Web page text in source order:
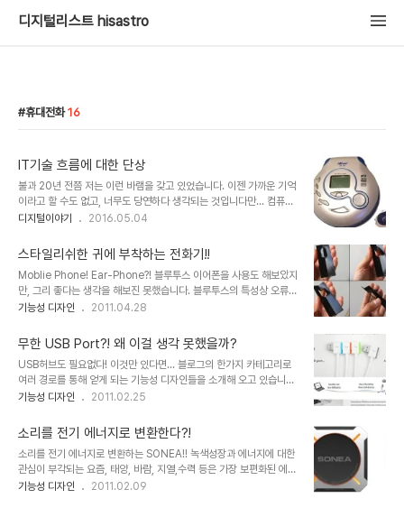
디지털리스트 hisastro
휴대전화 16
IT기술 흐름에 대한 단상
불과 20년 전쯤 저는 이런 바램을 갖고 있었습니다. 이젠 가까운 기억
이라고 할 수도 없고, 너무도 당연하다 생각되는 것입니다만... 컴퓨터
로 음악을 들을 수 있으면 좋겠다. 상상이 가나요? ㅎ제 기억이 맞다면
을 듣는 건 고작해야 Midi 수준이었죠. mp3가 나오기 전이라서 뭐~
솔직히 기계음에 불과한 노래방 프로그램이었지만 ims라는 확장자로
된 Midi파일을 재생하는 Ocplay나 IMplay 프로그램만으로도 감지
덕지 했던 때이기도 합니다. 사운드카드라고 해봐야 8비트, 16비트
하던 옥소리, 사운드블라스터가 고작이었던 때였구요. 뭐~ 그게 최고
되면서 어느 순간 컴..
디지털이야기 2016.05.04
스타일리쉬한 귀에 부착하는 전화기!!
Moblie Phone! Ear-Phone?! 블루투스 이어폰을 사용도 해보았지
만, 그리 좋다는 생각을 해보진 못했습니다. 블루투스의 특성상 오류도
종종 있고... 그런데, 이건 좀 다를 것 같습니다. 우선 직접 귀에 장착을
귀속 피부에 직접 닿는데 그 촉감에 있어서는 괜찮을런지 그게 궁금하
긴 합니다. 또 귀에 장착하여 사용하는 컨셉이니 만큼 무게까지 고려하
여 특수 재질을 활용한 어떤 기술이 적용되도록 고안하겠죠? ^^ 게다
가 카멜레온 처럼 귀에 부착을 하고 있어도 투명하게 변신하는 마술같
은 기능도 참신한 아이디어로 보입니다. 자세히 보지 않으면 귀에 무엇
때문에 어떻..
기능성 디자인 2011.04.28
무한 USB Port?! 왜 이걸 생각 못했을까?
USB허브도 필요없다! 이것만 있다면... 블로그의 한가지 카테고리로
여러 경로를 통해 얻게 되는 기능성 디자인들을 소개해 오고 있습니다.
그런데, 가끔은 정말 이런 걸 왜 생각하지 못했을까? 라는 것들이 종종
가 있기도 합니다. -그렇게도 생각하는 분도 계시겠지만...- 그래서 왜
생각하지 못했을까? 라는 생각은 때로... 기업들이 이미 할 수 있었음
에도 적용하지 않은 것일 수 있다는 의구심으로 연결되기도 합니다. 이
미 표준화된 것을 또다시 다른 형태로 변형시켜 특정 기기에 맞는 악세
서리를 부가적으로 갖춰야만 하는 불편함을 초래하기도 합니다. 이는
기능성 디자인 2011.02.25
소리를 전기 에너지로 변환한다?!
소리를 전기 에너지로 변환하는 SONEA!! 녹색성장과 에너지에 대한
관심이 부각되는 요즘, 태양, 바람, 지열,수력 등은 가장 보편화된 에너
지원으로 각광 받고 있고, 그만큼 많이 알려진 에너지원이라고 할 수
기능성 디자인 2011.02.09